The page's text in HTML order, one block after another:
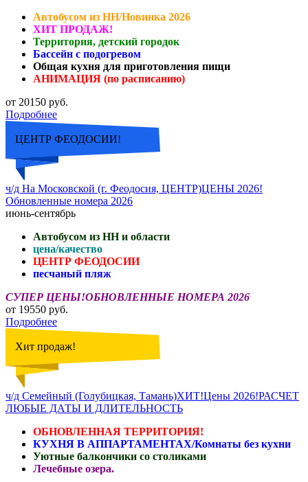
Автобусом из НН/Новинка 2026
ХИТ ПРОДАЖ!
Территория, детский городок
Бассейн с подогревом
Общая кухня для приготовления пищи
АНИМАЦИЯ (по расписанию)
от 20150 руб.
Подробнее
ЦЕНТР ФЕОДОСИИ!
ч/д На Московской (г. Феодосия, ЦЕНТР)ЦЕНЫ 2026!
Обновленные номера 2026
июнь-сентябрь
Автобусом из НН и области
цена/качество
ЦЕНТР ФЕОДОСИИ
песчаный пляж
СУПЕР ЦЕНЫ!ОБНОВЛЕННЫЕ НОМЕРА 2026
от 19550 руб.
Подробнее
Хит продаж!
ч/д Семейный (Голубицкая, Тамань)ХИТ!Цены 2026!РАСЧЕТ
ЛЮБЫЕ ДАТЫ И ДЛИТЕЛЬНОСТЬ
ОБНОВЛЕННАЯ ТЕРРИТОРИЯ!
КУХНЯ В АППАРТАМЕНТАХ/Комнаты без кухни
Уютные балкончики со столиками
Лечебные озера.